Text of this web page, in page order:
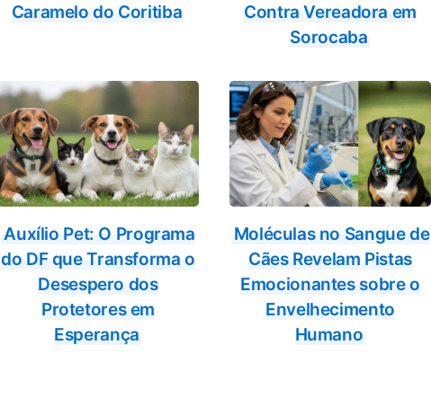
Caramelo do Coritiba
Contra Vereadora em
Sorocaba
Auxílio Pet: O Programa
do DF que Transforma o
Desespero dos
Protetores em
Esperança
Moléculas no Sangue de
Cães Revelam Pistas
Emocionantes sobre o
Envelhecimento
Humano